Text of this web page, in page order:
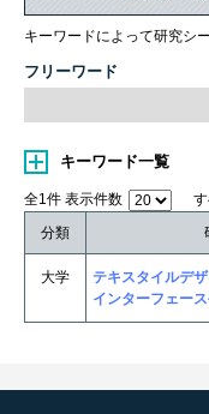
キーワードによって研究シ
フリーワード
キーワード一覧
全1件 表示件数 す
分類
大学
テキスタイルデ
インターフェー